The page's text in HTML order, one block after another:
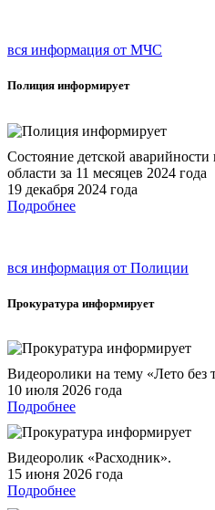
вся информация от МЧС
Полиция информирует
Состояние детской
области за 11 месяцев 2024 года
19 декабря 2024 года
Подробнее
вся информация от Полиции
Прокуратура информирует
Видеоролики на тему «Лето без
10 июля 2026 года
Подробнее
Видеоролик «Расходник».
15 июня 2026 года
Подробнее